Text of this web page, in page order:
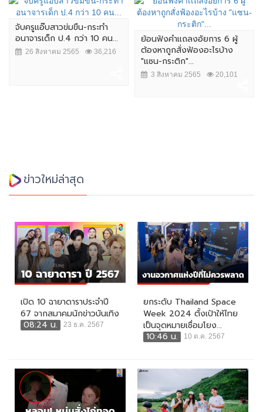
จับครูแอ๊บสาวข่มขืน-กระทำ
อนาจารเด็ก ป.4 กว่า 10 คน...
26 สิงหาคม 2565 36,216
ย้อนฟังคำเเถลงอัยการ 6 ผู้
ต้องหาถูกสั่งฟ้องอะไรบ้าง
"แซน-กระติก"...
3 สิงหาคม 2565 20,101
ข่าวใหม่ล่าสุด
เปิด 10 ฉายาดาราประจำปี
67 จากสมาคมนักข่าวบันเทิง
08:24 น.
23 ธ.ค. 2567
ยกระดับ Thailand Space
Week 2024 ตั้งเป้าให้ไทย
เป็นจุดหมายเชื่อมโยง...
10:46 น.
10 ต.ค. 2567